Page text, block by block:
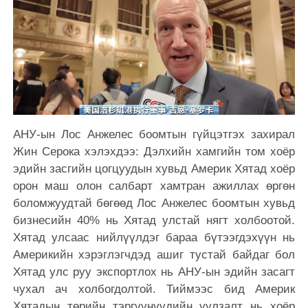
АНУ-ын Лос Анжелес боомтын гүйцэтгэх захирал
Жин Серока хэлэхдээ: Дэлхийн хамгийн том хоёр
эдийн засгийн цогцуудын хувьд Америк Хятад хоёр
орон маш олон салбарт хамтран ажиллах өргөн
боломжуудтай бөгөөд Лос Анжелес боомтын хувьд
бизнесийн 40% нь Хятад улстай нягт холбоотой.
Хятад улсаас нийлүүлдэг бараа бүтээгдэхүүн нь
Америкийн хэрэглэгчдэд ашиг тустай байдаг бол
Хятад улс руу экспортлох нь АНУ-ын эдийн засагт
чухал ач холбогдолтой. Тиймээс бид Америк